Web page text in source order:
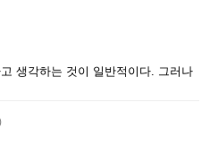
생각하는 것이 일반적이다. 그러나